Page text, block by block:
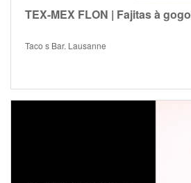
TEX-MEX FLON | Fajitas à gogo
Taco s Bar, Lausanne